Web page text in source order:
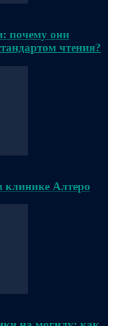
почему они
чтения?
клинике Алтеро